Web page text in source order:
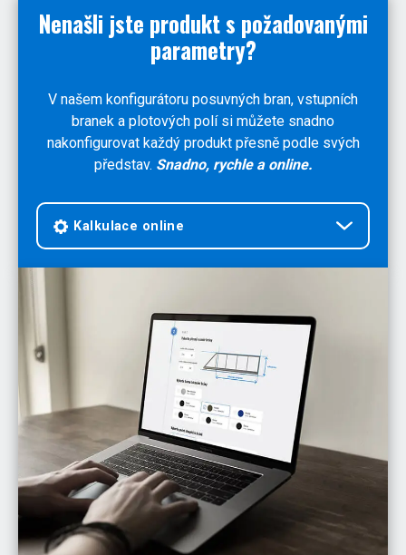
Nenašli jste produkt s požadovanými
parametry?
V našem konfigurátoru posuvných bran, vstupních
branek a plotových polí si můžete snadno
nakonfigurovat každý produkt přesně podle svých
představ. Snadno, rychle a online.
Kalkulace online